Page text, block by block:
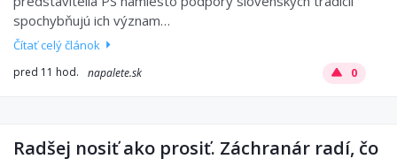
spochybňujú ich význam…
Čítať celý článok
pred 11 hod. napalete.sk 0
Radšej nosiť ako prosiť. Záchranár radí, čo